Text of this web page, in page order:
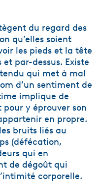
du regard des
qu’elles soient
les pieds et la tête
et par-dessus. Existe
qui met à mal
d’un sentiment de
implique de
y éprouver son
en propre.
bruits liés au
(défécation,
qui en
de dégoût qui
corporelle.